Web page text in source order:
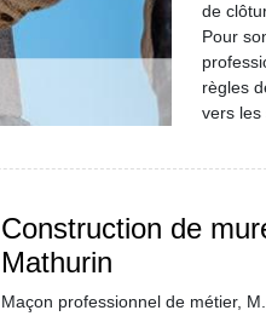
de
Pour
règles
vers les
Construction de
Mathurin
Maçon professionnel de métier,